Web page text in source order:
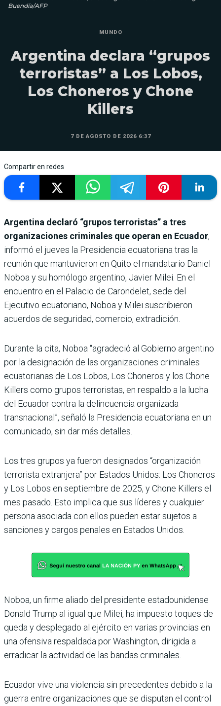
Buendía/AFP
MUNDO
Argentina declara “grupos
terroristas” a Los Lobos,
Los Choneros y Chone
Killers
7 DE AGOSTO DE 2026 6:37
Compartir en redes
Argentina declaró “grupos terroristas” a tres
organizaciones criminales que operan en Ecuador,
informó el jueves la Presidencia ecuatoriana tras la
reunión que mantuvieron en Quito el mandatario Daniel
Noboa y su homólogo argentino, Javier Milei. En el
encuentro en el Palacio de Carondelet, sede del
Ejecutivo ecuatoriano, Noboa y Milei suscribieron
acuerdos de seguridad, comercio, extradición.
Durante la cita, Noboa “agradeció al Gobierno argentino
por la designación de las organizaciones criminales
ecuatorianas de Los Lobos, Los Choneros y los Chone
Killers como grupos terroristas, en respaldo a la lucha
del Ecuador contra la delincuencia organizada
transnacional”, señaló la Presidencia ecuatoriana en un
comunicado, sin dar más detalles.
Los tres grupos ya fueron designados “organización
terrorista extranjera” por Estados Unidos: Los Choneros
y Los Lobos en septiembre de 2025, y Chone Killers el
mes pasado. Esto implica que sus líderes y cualquier
persona asociada con ellos pueden estar sujetos a
sanciones y cargos penales en Estados Unidos.
Noboa, un firme aliado del presidente estadounidense
Donald Trump al igual que Milei, ha impuesto toques de
queda y desplegado al ejército en varias provincias en
una ofensiva respaldada por Washington, dirigida a
erradicar la actividad de las bandas criminales.
Ecuador vive una violencia sin precedentes debido a la
guerra entre organizaciones que se disputan el control